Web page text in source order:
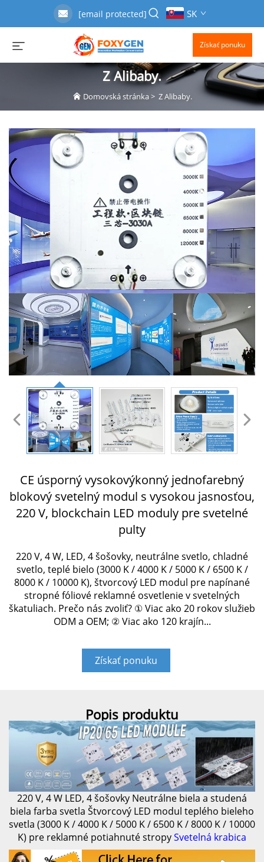
[email protected] SK
Získať ponuku
Z Alibaby.
Domovská stránka> Z Alibaby.
CE úsporný vysokovýkonný jednofarebný
blokový svetelný modul s vysokou jasnosťou,
220 V, blockchain LED moduly pre svetelné
pulty
220 V, 4 W, LED, 4 šošovky, neutrálne svetlo, chladné
svetlo, teplé bielo (3000 K / 4000 K / 5000 K / 6500 K /
8000 K / 10000 K), štvorcový LED modul pre napínané
stropné fóliové reklamné osvetlenie v svetelných
škatuliach. Prečo nás zvoliť? ① Viac ako 20 rokov služieb
ODM a OEM; ② Viac ako 120 krajín...
Získať ponuku
Popis produktu
220 V, 4 W LED, 4 šošovky Neutrálne biela a studená
biela farba svetla Štvorcový LED modul teplého bieleho
svetla (3000 K / 4000 K / 5000 K / 6500 K / 8000 K / 10000
K) pre reklamné potiahnuté stropySvetelná krabica